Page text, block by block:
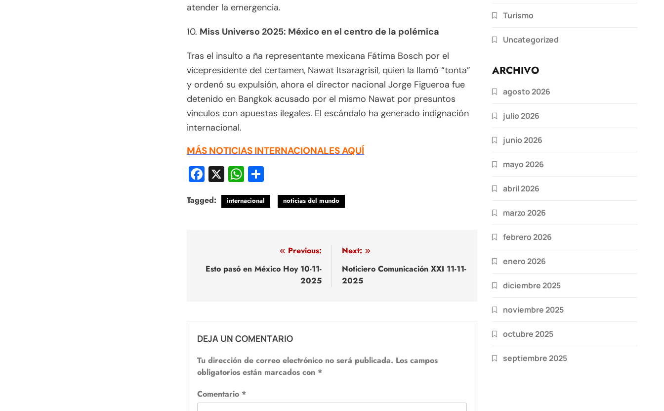
atender la emergencia.
10. Miss Universo 2025: México en el centro de la polémica
Tras el insulto a ña representante mexicana Fátima Bosch por el
vicepresidente del certamen, Nawat Itsaragrisil, quien la llamó “tonta”
y ordenó su expulsión, ahora el director nacional Jorge Figueroa fue
detenido en Bangkok acusado por el mismo Nawat por presuntos
vínculos con apuestas ilegales. El escándalo ha generado indignación
internacional.
MÁS NOTICIAS INTERNACIONALES AQUÍ
Facebook
X WhatsApp
Tagged: internacional noticias del mundo
de
Previous:
Esto pasó en México Hoy 10-11-
2025
Next:
Noticiero Comunicación XXI 11-11-
2025
DEJA UN COMENTARIO
Tu dirección de correo electrónico no será publicada. Los campos
obligatorios están marcados con *
Comentario *
Turismo
Uncategorized
ARCHIVO
agosto 2026
julio 2026
junio 2026
mayo 2026
abril 2026
marzo 2026
febrero 2026
enero 2026
diciembre 2025
noviembre 2025
octubre 2025
septiembre 2025